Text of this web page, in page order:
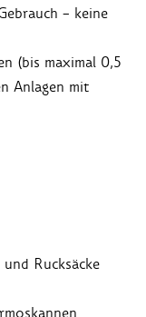
– keine
(bis maximal 0,5
Anlagen mit
Rucksäcke